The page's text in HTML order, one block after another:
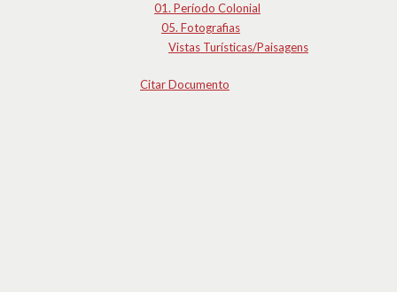
01. Período Colonial
05. Fotografias
Vistas Turísticas/Paisagens
Citar Documento